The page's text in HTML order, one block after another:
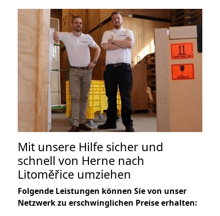
Mit unsere Hilfe sicher und
schnell von Herne nach
Litoměřice umziehen
Folgende Leistungen können Sie von unser
Netzwerk zu erschwinglichen Preise erhalten: